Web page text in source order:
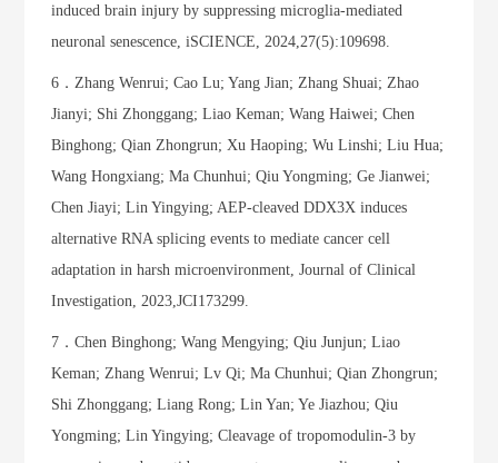
induced brain injury by suppressing microglia-mediated
neuronal senescence, iSCIENCE, 2024,27(5):109698.
6．Zhang Wenrui; Cao Lu; Yang Jian; Zhang Shuai; Zhao
Jianyi; Shi Zhonggang; Liao Keman; Wang Haiwei; Chen
Binghong; Qian Zhongrun; Xu Haoping; Wu Linshi; Liu Hua;
Wang Hongxiang; Ma Chunhui; Qiu Yongming; Ge Jianwei;
Chen Jiayi; Lin Yingying; AEP-cleaved DDX3X induces
alternative RNA splicing events to mediate cancer cell
adaptation in harsh microenvironment, Journal of Clinical
Investigation, 2023,JCI173299.
7．Chen Binghong; Wang Mengying; Qiu Junjun; Liao
Keman; Zhang Wenrui; Lv Qi; Ma Chunhui; Qian Zhongrun;
Shi Zhonggang; Liang Rong; Lin Yan; Ye Jiazhou; Qiu
Yongming; Lin Yingying; Cleavage of tropomodulin-3 by